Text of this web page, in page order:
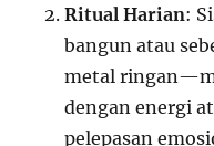
Ritual Harian:
bangun atau
metal
dengan energi
pelepasan